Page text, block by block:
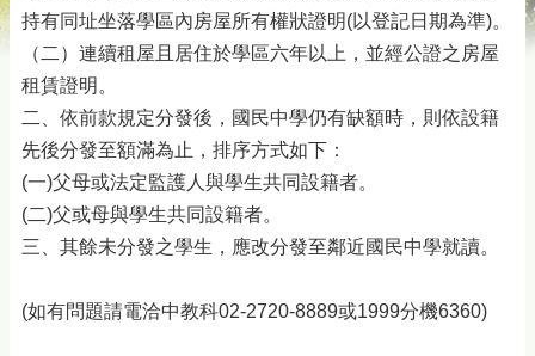
持有同址坐落學區內房屋所有權狀證明(以登記日期為準)。
（二）連續租屋且居住於學區六年以上，並經公證之房屋
租賃證明。
二、依前款規定分發後，國民中學仍有缺額時，則依設籍
先後分發至額滿為止，排序方式如下：
(一)父母或法定監護人與學生共同設籍者。
(二)父或母與學生共同設籍者。
三、其餘未分發之學生，應改分發至鄰近國民中學就讀。
(如有問題請電洽中教科02-2720-8889或1999分機6360)